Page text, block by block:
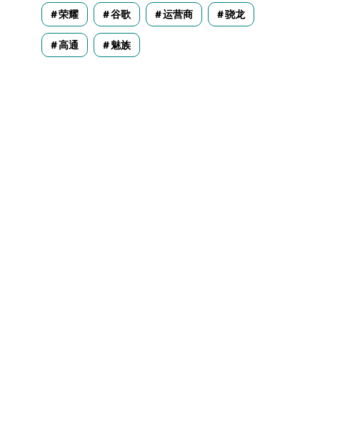
荣耀 谷歌 运营商 骁龙
高通 魅族